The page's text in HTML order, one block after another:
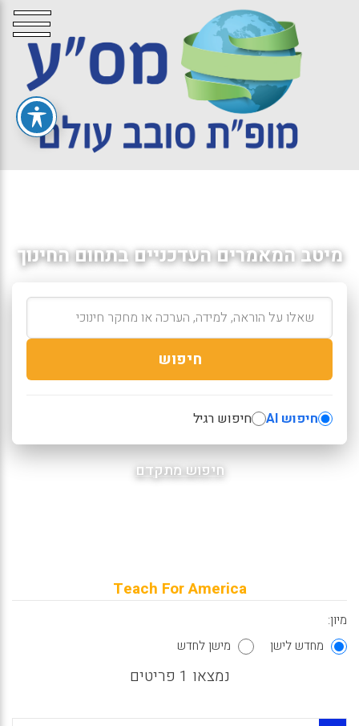
מיטב המאמרים העדכניים בתחום החינוך
חיפוש
חיפוש AI חיפוש רגיל
חיפוש מתקדם
Teach For America
מיון:
מחדש לישן
מישן לחדש
נמצאו 1 פריטים